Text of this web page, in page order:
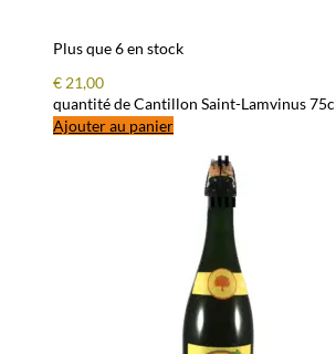
Plus que 6 en stock
€21,00
quantité de Cantillon Saint-Lamvinus
Ajouter au panier